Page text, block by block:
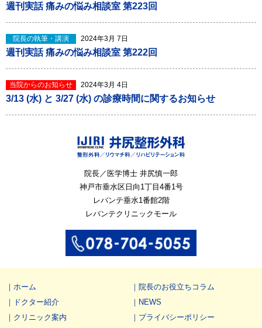
週刊実話 痛みの悩み相談室 第223回
院長の執筆・講演 2024年3月 7日
週刊実話 痛みの悩み相談室 第222回
当院からのお知らせ 2024年3月 4日
3/13 (水) と 3/27 (水) の診療時間に関するお知らせ
院長／医学博士 井尻慎一郎
神戸市垂水区日向1丁目4番1号
レバンテ垂水1番館2階
レバンテクリニックモール
ホーム
ドクター紹介
クリニック案内
院長のお役立ちコラム
NEWS
プライバシーポリシー